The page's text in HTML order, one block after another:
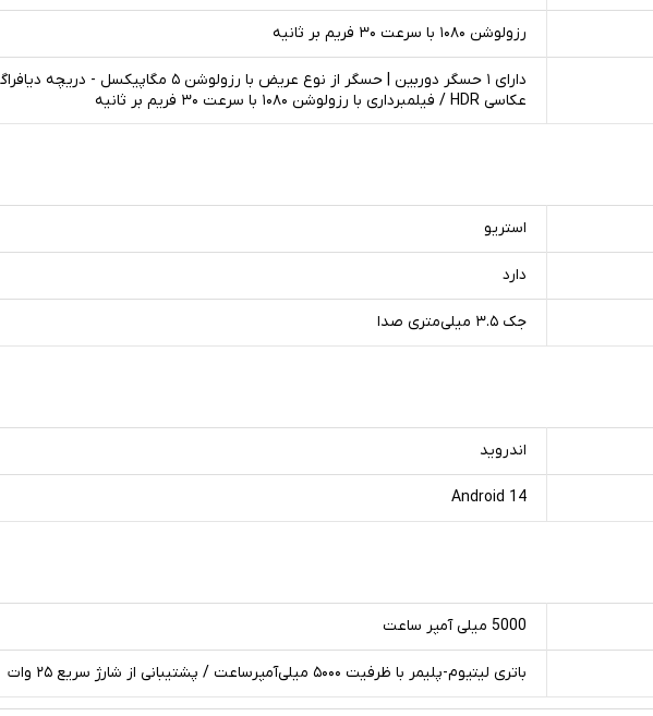
رزولوشن ۱۰۸۰ با سرعت ۳۰ فریم بر ثانیه
عکاسی HDR / فیلمبرداری با رزولوشن ۱۰۸۰ با سرعت ۳۰ فریم بر ثانیه
استریو
دارد
جک ۳.۵ میلی‌متری صدا
اندروید
Android 14
5000 میلی آمپر ساعت
باتری لیتیوم‌-پلیمر با ظرفیت ۵۰۰۰ میلی‌آمپرساعت / پشتیبانی از شارژ سریع ۲۵ وات